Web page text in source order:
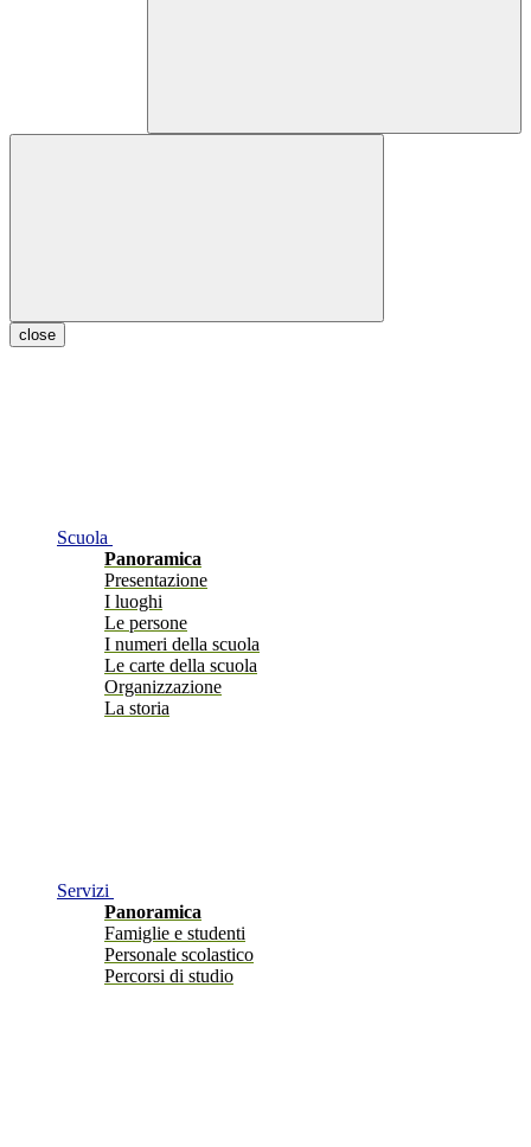
close
Scuola
Panoramica
Presentazione
I luoghi
Le persone
I numeri della scuola
Le carte della scuola
Organizzazione
La storia
Servizi
Panoramica
Famiglie e studenti
Personale scolastico
Percorsi di studio